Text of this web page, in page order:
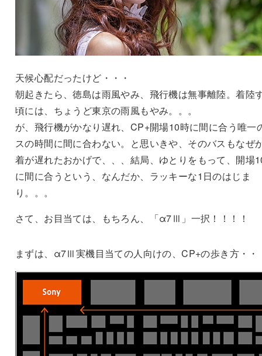
天候心配だったけど・・・
朝起きたら、徳島は雨風やみ、飛行機は無事離陸。着陸
頃には、ちょうど東京の雨風もやみ。。。
が、飛行機がかなり遅れ、CP+開場10時に間に合う唯一
スの時間に間に合わない。と思いきや、そのバスもなぜ
着が遅れたおかげで、、、結局、ゆとりをもって、開場
に間に合うという、なんだか、ラッキーな1日のはじま
り。。。
さて、お目当ては、もちろん、「α7Ⅲ」一択！！！！
まずは、α7Ⅲ実機目当ての人向けの、CP+の歩き方・・